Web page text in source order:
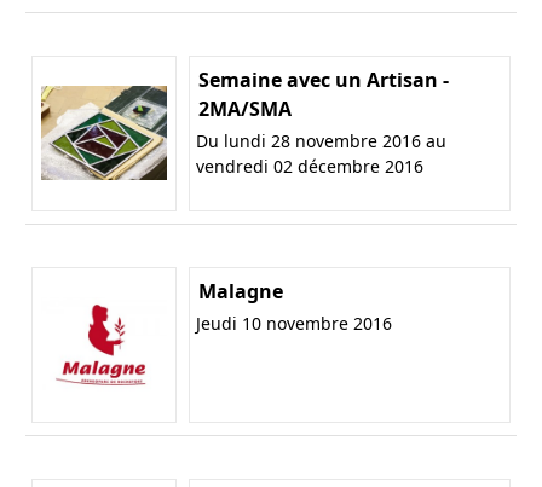
Semaine avec un Artisan -
2MA/SMA
Du lundi 28 novembre 2016 au
vendredi 02 décembre 2016
Malagne
Jeudi 10 novembre 2016